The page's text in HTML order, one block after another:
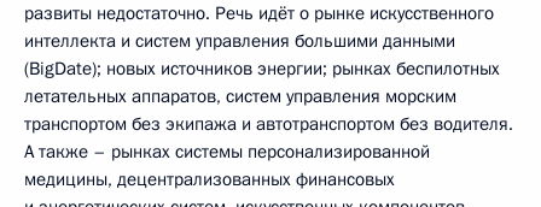
развиты недостаточно. Речь идёт о рынке искусственного
интеллекта и систем управления большими данными
(BigDate); новых источников энергии; рынках беспилотных
летательных аппаратов, систем управления морским
транспортом без экипажа и автотранспортом без водителя.
А также – рынках системы персонализированной
медицины, децентрализованных финансовых